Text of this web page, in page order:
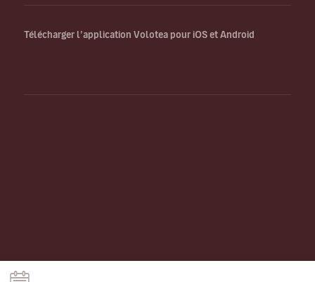
Télécharger l’application Volotea pour iOS et Android